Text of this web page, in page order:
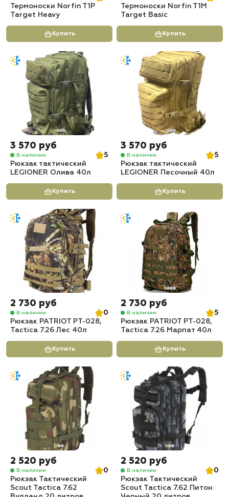
Термоноски Norfin T1P
Target Heavy
Купить
Термоноски Norfin T1M
Target Basic
Купить
3 570 руб
В наличии
5
Рюкзак тактический
LEGIONER Олива 40л
Купить
3 570 руб
В наличии
5
Рюкзак тактический
LEGIONER Песочный 40л
Купить
2 730 руб
В наличии
0
Рюкзак PATRIOT РТ-028,
Tactica 7.26 Лес 40л
Купить
2 730 руб
В наличии
5
Рюкзак PATRIOT РТ-028,
Tactica 7.26 Марпат 40л
Купить
2 520 руб
В наличии
0
Рюкзак Тактический
Scout Tactica 7.62
2 520 руб
В наличии
0
Рюкзак Тактический
Scout Tactica 7.62 Питон